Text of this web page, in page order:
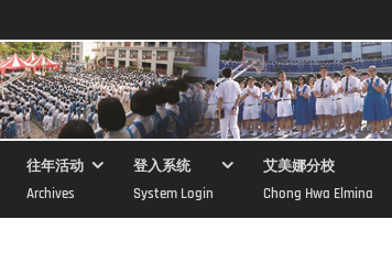
往年活动
Archives
登入系统
System Login
艾美娜分校
Chong Hwa Elmina